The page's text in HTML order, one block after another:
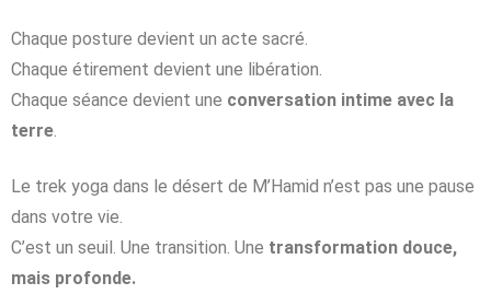
Chaque posture devient un acte sacré.
Chaque étirement devient une libération.
Chaque séance devient une conversation intime avec la
terre.
Le trek yoga dans le désert de M’Hamid n’est pas une pause
dans votre vie.
C’est un seuil. Une transition. Une transformation douce,
mais profonde.